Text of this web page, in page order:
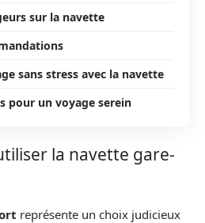
sur la navette
sans stress avec la navette
pour un voyage serein
la navette gare-
représente un choix judicieux